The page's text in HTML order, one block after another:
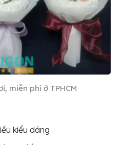
miễn phí ở TPHCM
kiểu dáng